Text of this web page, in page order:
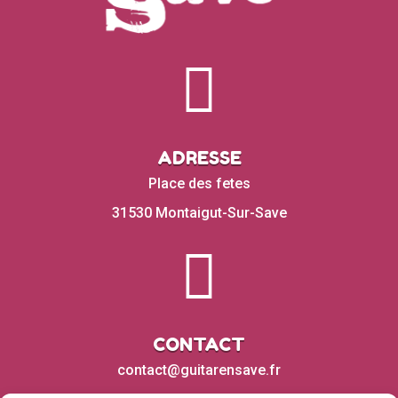

ADRESSE
Place des fetes
31530 Montaigut-Sur-Save

CONTACT
contact@guitarensave.fr